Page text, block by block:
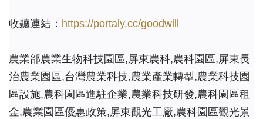
收聽連結： https://portaly.cc/goodwill
農業部農業生物科技園區,屏東農科,農科園區,屏東長
治農業園區,台灣農業科技,農業產業轉型,農業科技園
區設施,農科園區進駐企業,農業科技研發,農科園區租
金,農業園區優惠政策,屏東觀光工廠,農科園區觀光景